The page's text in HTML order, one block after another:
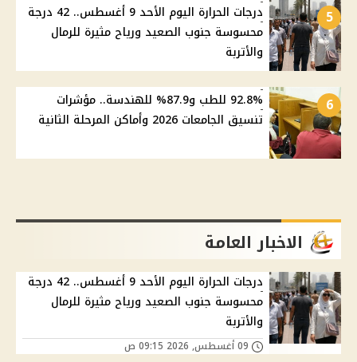
5
درجات الحرارة اليوم الأحد 9 أغسطس.. 42 درجة
محسوسة جنوب الصعيد ورياح مثيرة للرمال
والأتربة
6
92.8% للطب و87.9% للهندسة.. مؤشرات
تنسيق الجامعات 2026 وأماكن المرحلة الثانية
الاخبار العامة
درجات الحرارة اليوم الأحد 9 أغسطس.. 42 درجة
محسوسة جنوب الصعيد ورياح مثيرة للرمال
والأتربة